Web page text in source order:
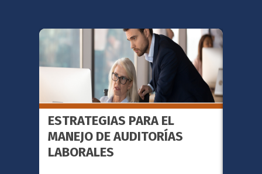
ESTRATEGIAS PARA EL
MANEJO DE AUDITORÍAS
LABORALES